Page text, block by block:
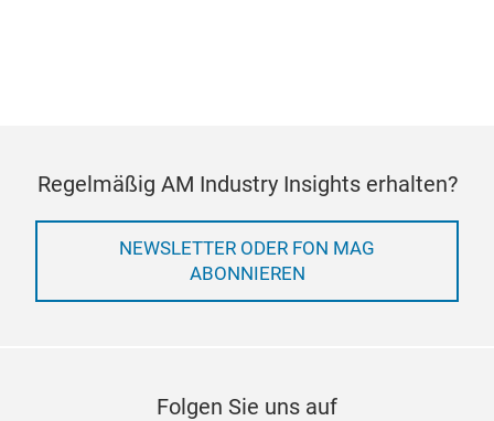
Regelmäßig AM Industry Insights erhalten?
NEWSLETTER ODER FON MAG
ABONNIEREN
Folgen Sie uns auf